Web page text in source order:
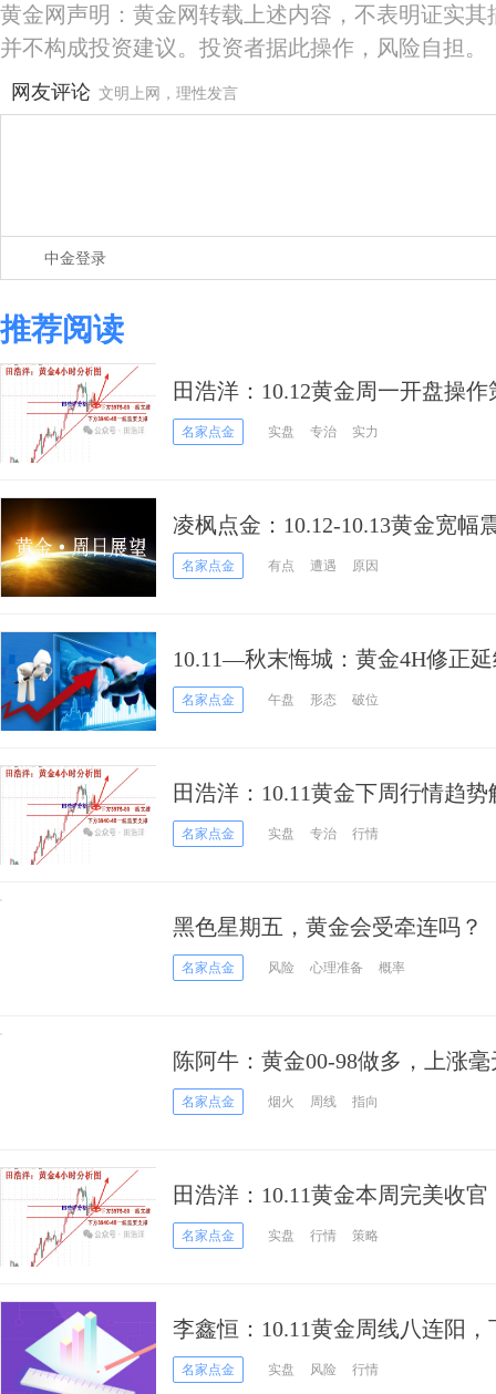
黄金网声明：黄金网转载上述内容，不表明证实
并不构成投资建议。投资者据此操作，风险自担。
网友评论 文明上网，理性发言
中金登录
推荐阅读
田浩洋：10.12黄金周一开盘操
将反攻
名家点金 实盘 专治 实力
凌枫点金：10.12-10.13黄金宽幅
多头还能再创新高？
名家点金 有点 遭遇 原因
10.11—秋末悔城：黄金4H修正
变！
名家点金 午盘 形态 破位
田浩洋：10.11黄金下周行情趋
来名家点金 实盘 专治 行情
黑色星期五，黄金会受牵连吗？
名家点金 风险 心理准备 概率
陈阿牛：黄金00-98做多，上涨
名家点金 烟火 周线 指向
田浩洋：10.11黄金本周完美收
名家点金 实盘 行情 策略
李鑫恒：10.11黄金周线八连阳
名家点金 实盘 风险 行情